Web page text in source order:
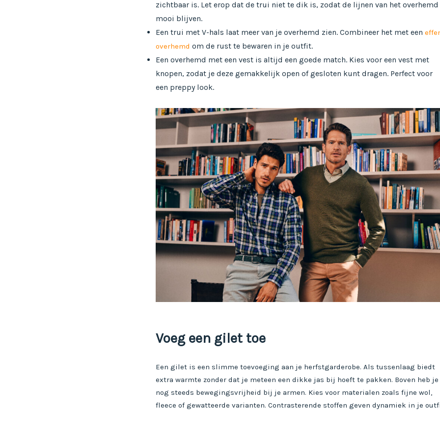
zichtbaar is. Let erop dat de trui niet te dik is, zodat de lijnen van het overhemd
mooi blijven.
Een trui met V-hals laat meer van je overhemd zien. Combineer het met een
overhemd om de rust te bewaren in je outfit.
Een overhemd met een vest is altijd een goede match. Kies voor een vest met
knopen, zodat je deze gemakkelijk open of gesloten kunt dragen. Perfect voor
een preppy look.
Voeg een gilet toe
Een gilet is een slimme toevoeging aan je herfstgarderobe. Als tussenlaag biedt
extra warmte zonder dat je meteen een dikke jas bij hoeft te pakken. Boven heb je
nog steeds bewegingsvrijheid bij je armen. Kies voor materialen zoals fijne wol,
fleece of gewatteerde varianten. Contrasterende stoffen geven dynamiek in je